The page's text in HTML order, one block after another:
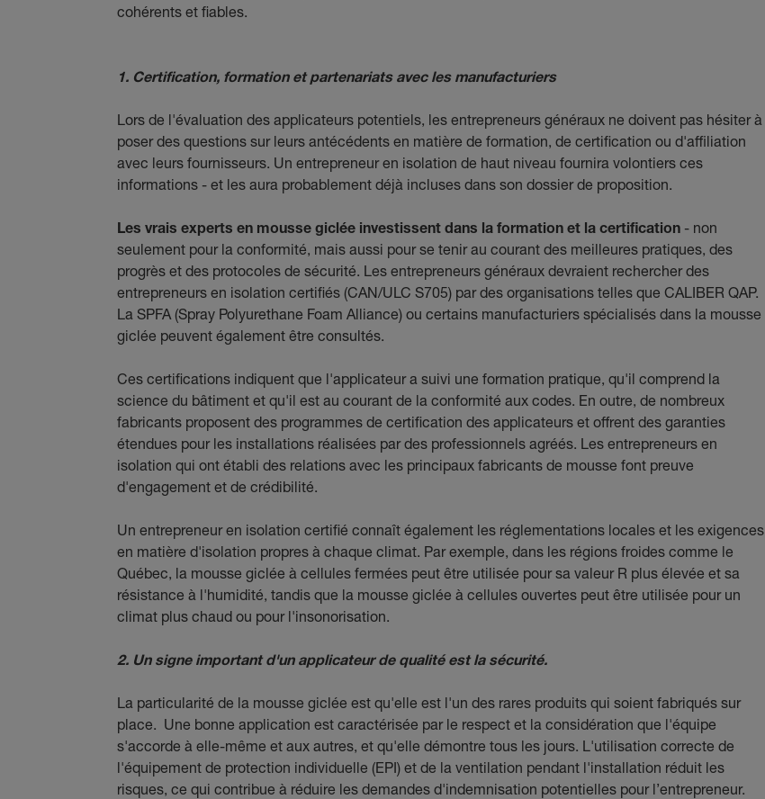
cohérents et fiables.
1. Certification, formation et partenariats avec les manufacturiers
Lors de l'évaluation des applicateurs potentiels, les entrepreneurs généraux ne doivent pas hésiter à
poser des questions sur leurs antécédents en matière de formation, de certification ou d'affiliation
avec leurs fournisseurs. Un entrepreneur en isolation de haut niveau fournira volontiers ces
informations - et les aura probablement déjà incluses dans son dossier de proposition.
Les vrais experts en mousse giclée investissent dans la formation et la certification - non
seulement pour la conformité, mais aussi pour se tenir au courant des meilleures pratiques, des
progrès et des protocoles de sécurité. Les entrepreneurs généraux devraient rechercher des
entrepreneurs en isolation certifiés (CAN/ULC S705) par des organisations telles que CALIBER QAP.
La SPFA (Spray Polyurethane Foam Alliance) ou certains manufacturiers spécialisés dans la mousse
giclée peuvent également être consultés.
Ces certifications indiquent que l'applicateur a suivi une formation pratique, qu'il comprend la
science du bâtiment et qu'il est au courant de la conformité aux codes. En outre, de nombreux
fabricants proposent des programmes de certification des applicateurs et offrent des garanties
étendues pour les installations réalisées par des professionnels agréés. Les entrepreneurs en
isolation qui ont établi des relations avec les principaux fabricants de mousse font preuve
d'engagement et de crédibilité.
Un entrepreneur en isolation certifié connaît également les réglementations locales et les exigences
en matière d'isolation propres à chaque climat. Par exemple, dans les régions froides comme le
Québec, la mousse giclée à cellules fermées peut être utilisée pour sa valeur R plus élevée et sa
résistance à l'humidité, tandis que la mousse giclée à cellules ouvertes peut être utilisée pour un
climat plus chaud ou pour l'insonorisation.
2. Un signe important d'un applicateur de qualité est la sécurité.
La particularité de la mousse giclée est qu'elle est l'un des rares produits qui soient fabriqués sur
place. Une bonne application est caractérisée par le respect et la considération que l'équipe
s'accorde à elle-même et aux autres, et qu'elle démontre tous les jours. L'utilisation correcte de
l'équipement de protection individuelle (EPI) et de la ventilation pendant l'installation réduit les
risques, ce qui contribue à réduire les demandes d'indemnisation potentielles pour l’entrepreneur.